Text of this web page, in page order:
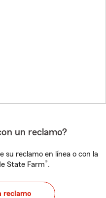
un reclamo?
su reclamo en línea o con la
State Farm®.
reclamo